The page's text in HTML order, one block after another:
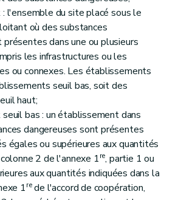
l'ensemble du site placé sous le
où des substances
dans une ou plusieurs
les infrastructures ou les
ou connexes. Les établissements
seuil bas, soit des
haut;
bas : un établissement dans
dangereuses sont présentes
égales ou supérieures aux quantités
2 de l'annexe 1re, partie 1 ou
aux quantités indiquées dans la
1rede l'accord de coopération,